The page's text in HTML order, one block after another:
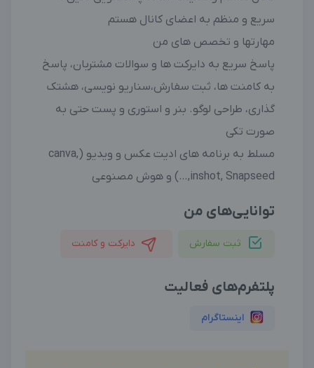
سریع و منظم به اعضای کانال هستم
مهارتها و تخصص های من
پاسخ سریع به دایرکت ها و سوالات مشتربان، پاسخ
به کامنت ها، ثبت سفارش،سناریو نویسی، هشتک
گذاری، طراحی لوگو. بنر و استوری و پست حتی به
صورت تکی
مسلط به برنامه های ادیت عکس و ویدیو (canva,
inshot, Snapseed,…) و هوش مصنوعی
توانایی‌های من
ثبت سفارش دایرکت و کامنت
پلتفرم‌های فعالیت
اینستاگرام